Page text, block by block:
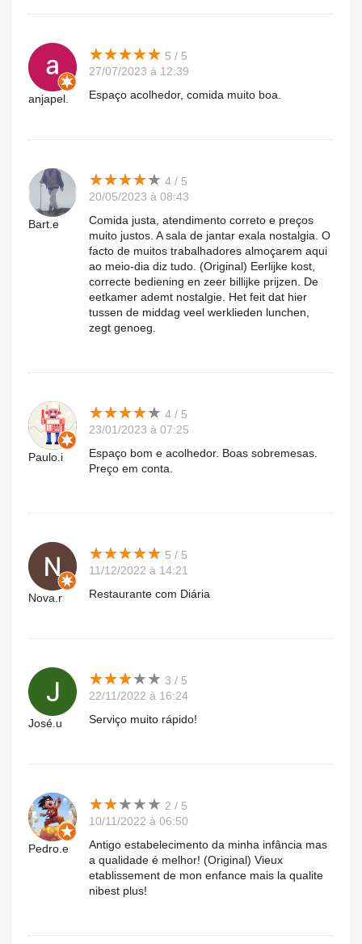
anjapel.
★★★★★
★★★★★ 5 / 5
27/07/2023 à 12:39
Espaço acolhedor, comida muito boa.
Bart.e
★★★★★
★★★★★ 4 / 5
20/05/2023 à 08:43
Comida justa, atendimento correto e preços
muito justos. A sala de jantar exala nostalgia. O
facto de muitos trabalhadores almoçarem aqui
ao meio-dia diz tudo. (Original) Eerlijke kost,
correcte bediening en zeer billijke prijzen. De
eetkamer ademt nostalgie. Het feit dat hier
tussen de middag veel werklieden lunchen,
zegt genoeg.
Paulo.i
★★★★★
★★★★★ 4 / 5
23/01/2023 à 07:25
Espaço bom e acolhedor. Boas sobremesas.
Preço em conta.
Nova.r
★★★★★
★★★★★ 5 / 5
11/12/2022 à 14:21
Restaurante com Diária
José.u
★★★★★
★★★★★ 3 / 5
22/11/2022 à 16:24
Serviço muito rápido!
Pedro.e
★★★★★
★★★★★ 2 / 5
10/11/2022 à 06:50
Antigo estabelecimento da minha infância mas
a qualidade é melhor! (Original) Vieux
etablissement de mon enfance mais la qualite
nibest plus!